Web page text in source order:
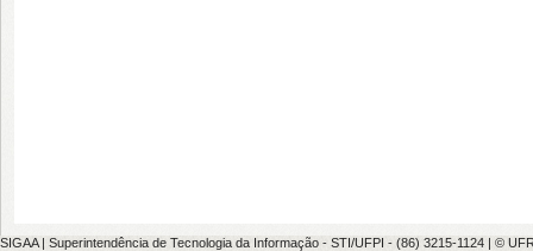
SIGAA | Superintendência de Tecnologia da Informação - STI/UFPI - (86) 3215-1124 | ©